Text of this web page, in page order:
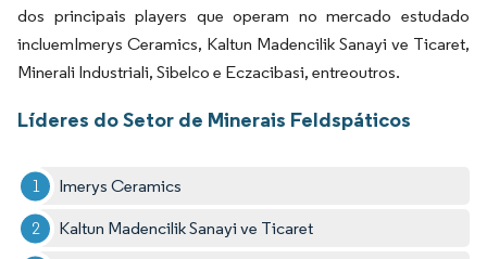
dos principais players que operam no mercado estudado
incluemImerys Ceramics, Kaltun Madencilik Sanayi ve Ticaret,
Minerali Industriali, Sibelco e Eczacibasi, entreoutros.
Líderes do Setor de Minerais Feldspáticos
Imerys Ceramics
Kaltun Madencilik Sanayi ve Ticaret